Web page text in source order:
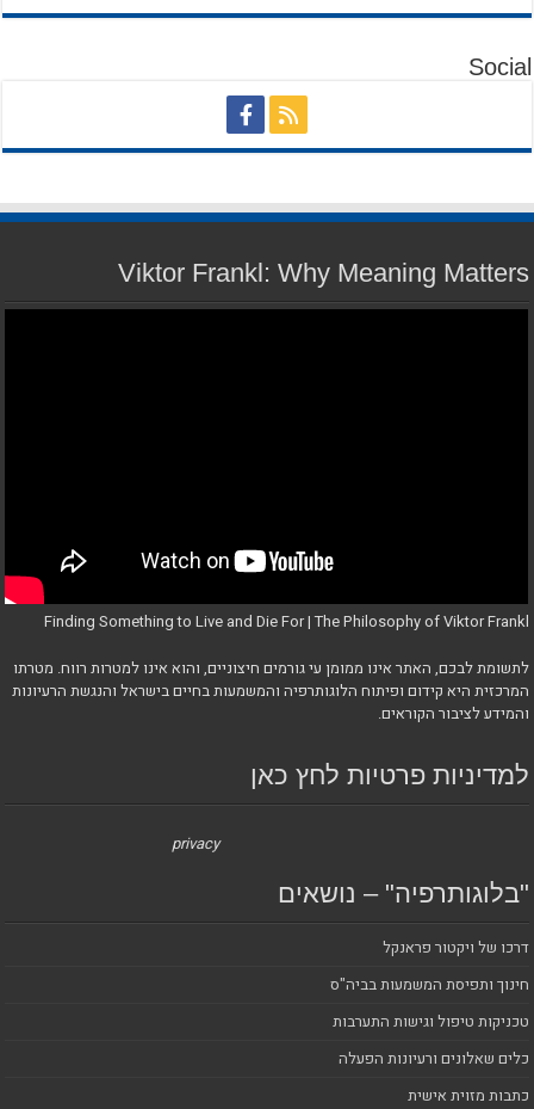
Social
Viktor Frankl: Why Meaning Matters
Finding Something to Live and Die For | The Philosophy of Viktor Frankl
לתשומת לבכם, האתר אינו ממומן עי גורמים חיצוניים, והוא אינו למטרות רווח. מטרתו
המרכזית היא קידום ופיתוח הלוגותרפיה והמשמעות בחיים בישראל והנגשת הרעיונות
והמידע לציבור הקוראים.
למדיניות פרטיות לחץ כאן
privacy
"בלוגותרפיה" – נושאים
דרכו של ויקטור פראנקל
חינוך ותפיסת המשמעות בביה"ס
טכניקות טיפול וגישות התערבות
כלים שאלונים ורעיונות הפעלה
כתבות מזוית אישית